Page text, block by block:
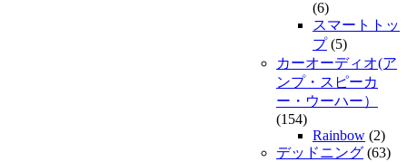
(6)
スマートトッ
プ(5)
カーオーディオ(ア
ンプ・スピーカ
ー・ウーハー）
(154)
Rainbow (2)
デッドニング (63)